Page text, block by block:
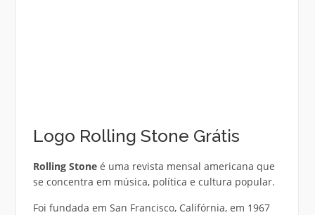
Logo Rolling Stone Grátis
Rolling Stoneé uma revista mensal americana que
se concentra em música, política e cultura popular.
Foi fundada em San Francisco, Califórnia, em 1967